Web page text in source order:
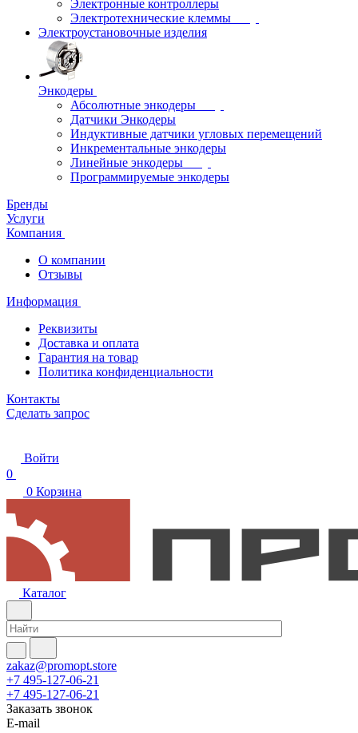
Электронные контроллеры
Электротехнические клеммы
Электроустановочные изделия
Энкодеры
Абсолютные энкодеры
Датчики Энкодеры
Индуктивные датчики угловых перемещений
Инкрементальные энкодеры
Линейные энкодеры
Программируемые энкодеры
Бренды
Услуги
Компания
О компании
Отзывы
Информация
Реквизиты
Доставка и оплата
Гарантия на товар
Политика конфиденциальности
Контакты
Сделать запрос
Войти
0
0 Корзина
Каталог
zakaz@promopt.store
+7 495-127-06-21
+7 495-127-06-21
Заказать звонок
E-mail